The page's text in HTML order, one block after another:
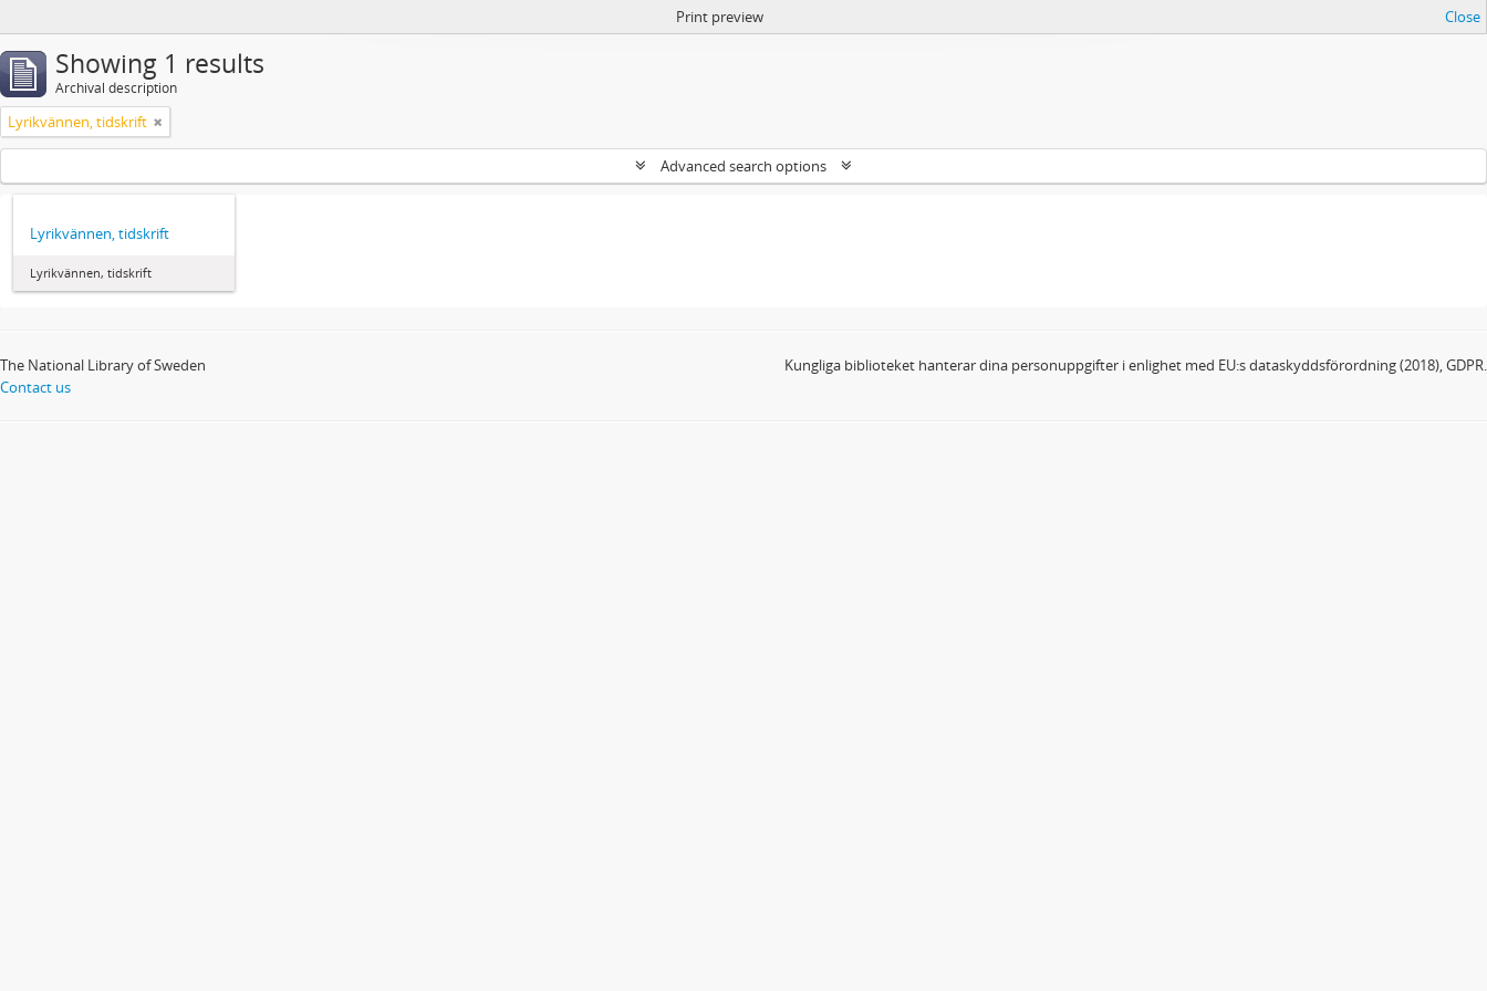
Print preview Close
Showing 1 results
Archival description
Lyrikvännen, tidskrift
Advanced search options
Lyrikvännen, tidskrift
Lyrikvännen, tidskrift
The National Library of Sweden
Contact us
Kungliga biblioteket hanterar dina personuppgifter i enlighet med EU:s dataskyddsförordning (2018), GDPR.